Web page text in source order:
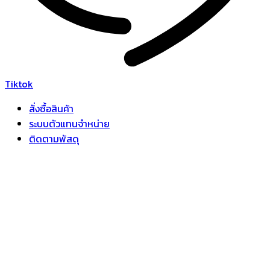
Tiktok
สั่งซื้อสินค้า
ระบบตัวแทนจำหน่าย
ติดตามพัสดุ